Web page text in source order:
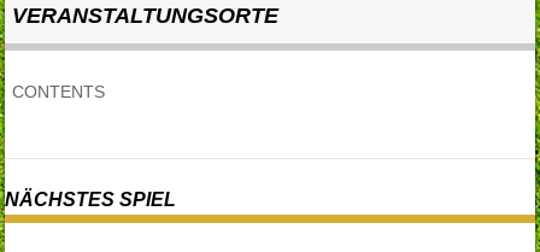
VERANSTALTUNGSORTE
CONTENTS
NÄCHSTES SPIEL